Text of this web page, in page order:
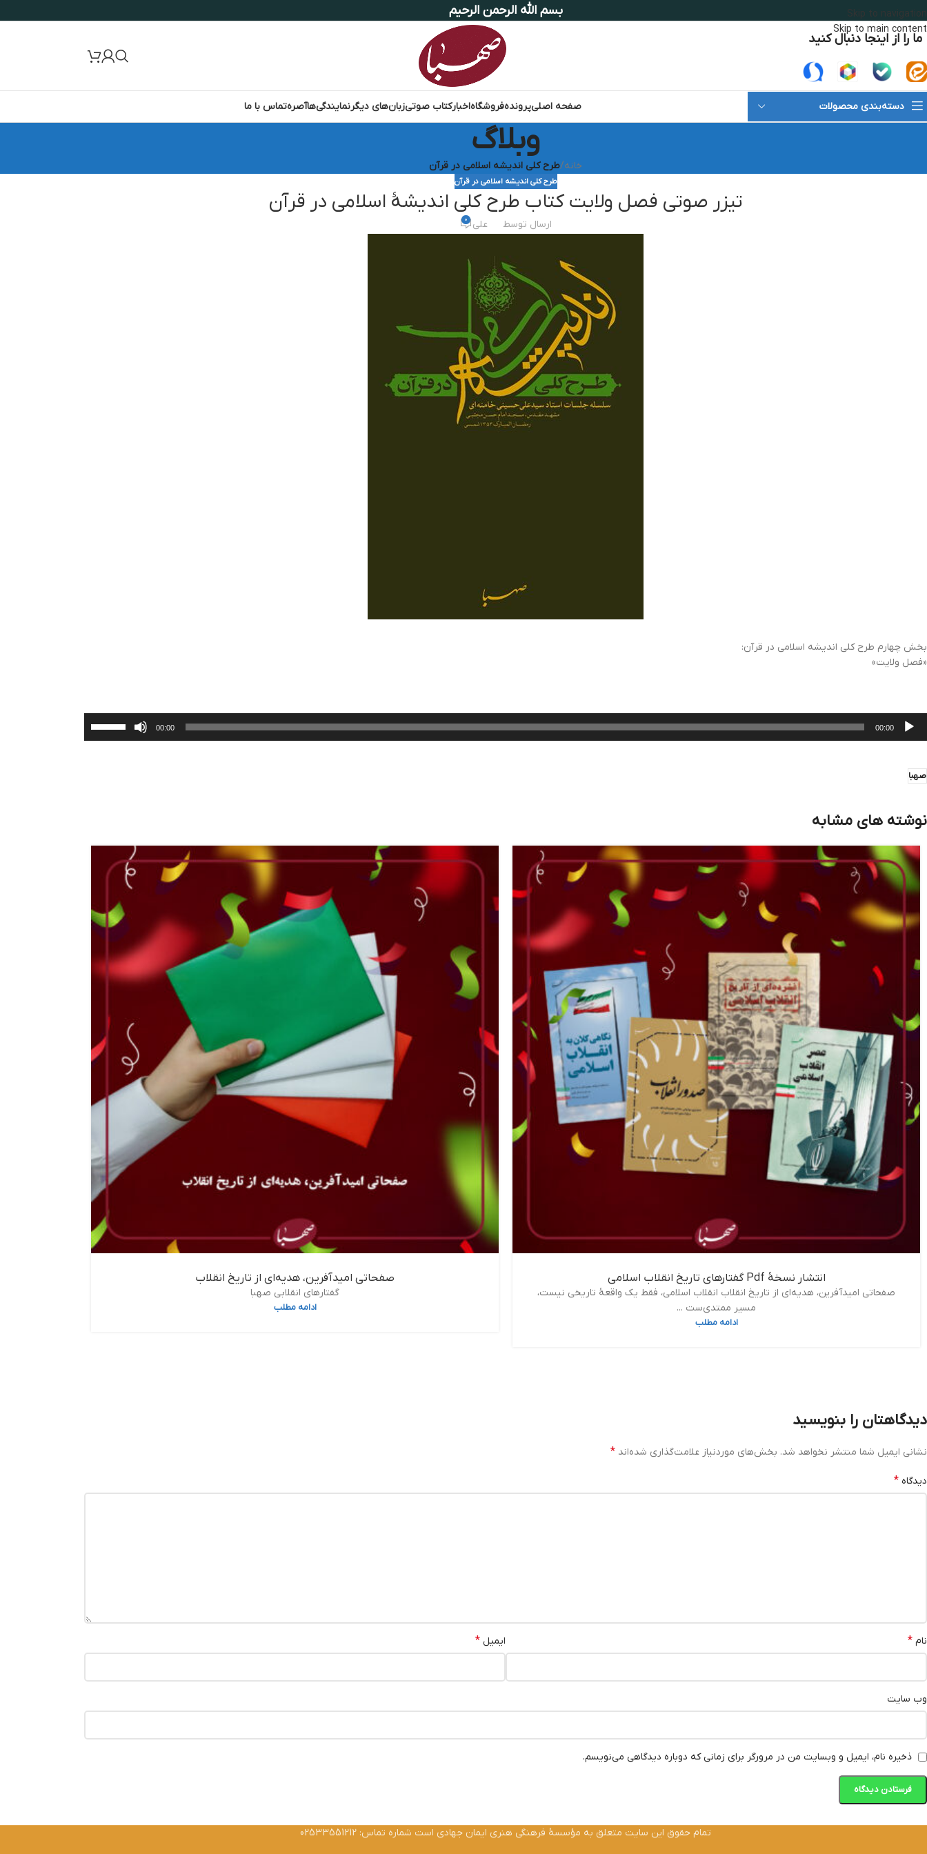
Skip to navigation
Skip to main content
بسم الله الرحمن الرحیم
ما را از اینجا دنبال کنید
دسته‌بندی محصولات صفحه اصلیپروندهفروشگاهاخبارکتاب صوتیزبان‌های دیگرنمایندگی‌هاآصرهتماس با ما
وبلاگ
خانه/طرح کلی اندیشه اسلامی در قرآن
طرح کلی اندیشه اسلامی در قرآن
تیزر صوتی فصل ولایت کتاب طرح کلی اندیشهٔ اسلامی در قرآن
ارسال توسط علی 0
بخش چهارم طرح کلی اندیشه اسلامی در قرآن:
«فصل ولایت»
پخش‌کننده
صوت
00:00
00:00
صهبا
نوشته های مشابه
انتشار نسخۀ Pdf گفتارهای تاریخ انقلاب اسلامی
صفحاتی امیدآفرین، هدیه‌ای از تاریخ انقلاب انقلاب اسلامی، فقط یک واقعۀ تاریخی نیست،
مسیر ممتدی‌ست ...
ادامه مطلب
صفحاتی امیدآفرین، هدیه‌ای از تاریخ انقلاب
گفتارهای انقلابی صهبا
ادامه مطلب
دیدگاهتان را بنویسید
نشانی ایمیل شما منتشر نخواهد شد. بخش‌های موردنیاز علامت‌گذاری شده‌اند *
دیدگاه *
نام * ایمیل *
وب‌ سایت
ذخیره نام، ایمیل و وبسایت من در مرورگر برای زمانی که دوباره دیدگاهی می‌نویسم.
تمام حقوق این سایت متعلق به مؤسسۀ فرهنگی هنری ایمان جهادی است شماره تماس: 02533551212